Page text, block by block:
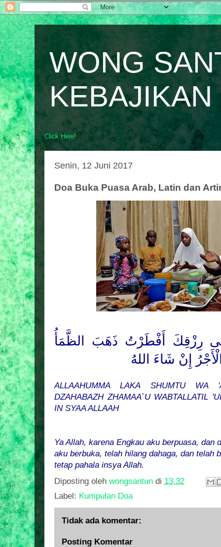
WONG
KEBAJIKAN
Click Here!
Senin, 12 Juni 2017
Doa Buka Puasa Arab, Latin dan
رِزْقِكَ أَفْطَرْتُ ذَهَبَ الظَّمَأُ
إِنْ شَاءَ اللهُ
ALLAAHUMMA LAKA SHUMTU WA
DZAHABAZH ZHAMAA`U WABTALLATIL
IN SYAA ALLAAH
Ya Allah, karena Engkau aku berpuasa, dan
aku berbuka, telah hilang dahaga, dan telah
tetap pahala insya Allah.
Diposting oleh wongsantun di 13.32
Label: Kumpulan Doa
Tidak ada komentar:
Posting Komentar